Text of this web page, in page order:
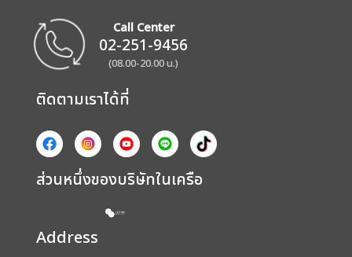
Call Center
02-251-9456
(08.00-20.00 น.)
ติดตามเราได้ที่
ส่วนหนึ่งของบริษัทในเครือ
Address